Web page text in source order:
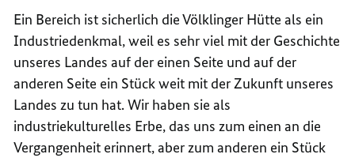
Ein Bereich ist sicherlich die Völklinger Hütte als ein
Industriedenkmal, weil es sehr viel mit der Geschichte
unseres Landes auf der einen Seite und auf der
anderen Seite ein Stück weit mit der Zukunft unseres
Landes zu tun hat. Wir haben sie als
industriekulturelles Erbe, das uns zum einen an die
Vergangenheit erinnert, aber zum anderen ein Stück